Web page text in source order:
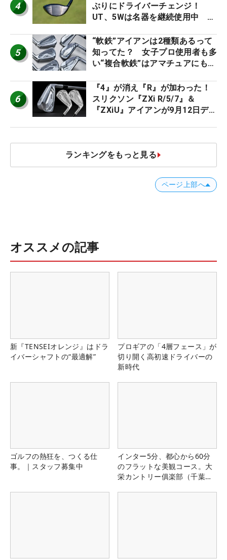
4
ぶりにドライバーチェンジ！
UT、5Wは名器を継続使用中 #
5
“軟鉄”アイアンは2種類あるって
知ってた？ 女子プロ使用者も多
い“複合軟鉄”はアマチュアにもオ
6
『4』が消え『R』が加わった！
スリクソン『ZXi R/5/7』＆
『ZXiU』アイアンが9月12日デ
ランキングをもっと見る
ページ上部へ
オススメの記事
新『TENSEIオレンジ』はドラ
イバーシャフトの“最適解”
プロギアの「4層フェース」が
切り開く高初速ドライバーの
新時代
ゴルフの熱狂を、つくる仕
事。｜スタッフ募集中
インター5分、都心から60分
のフラットな美観コース。大
栄カントリー俱楽部（千葉